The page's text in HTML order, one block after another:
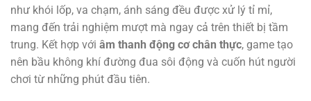
như khói lốp, va chạm, ánh sáng đều được xử lý tỉ mỉ,
mang đến trải nghiệm mượt mà ngay cả trên thiết bị tầm
trung. Kết hợp với âm thanh động cơ chân thực, game tạo
nên bầu không khí đường đua sôi động và cuốn hút người
chơi từ những phút đầu tiên.